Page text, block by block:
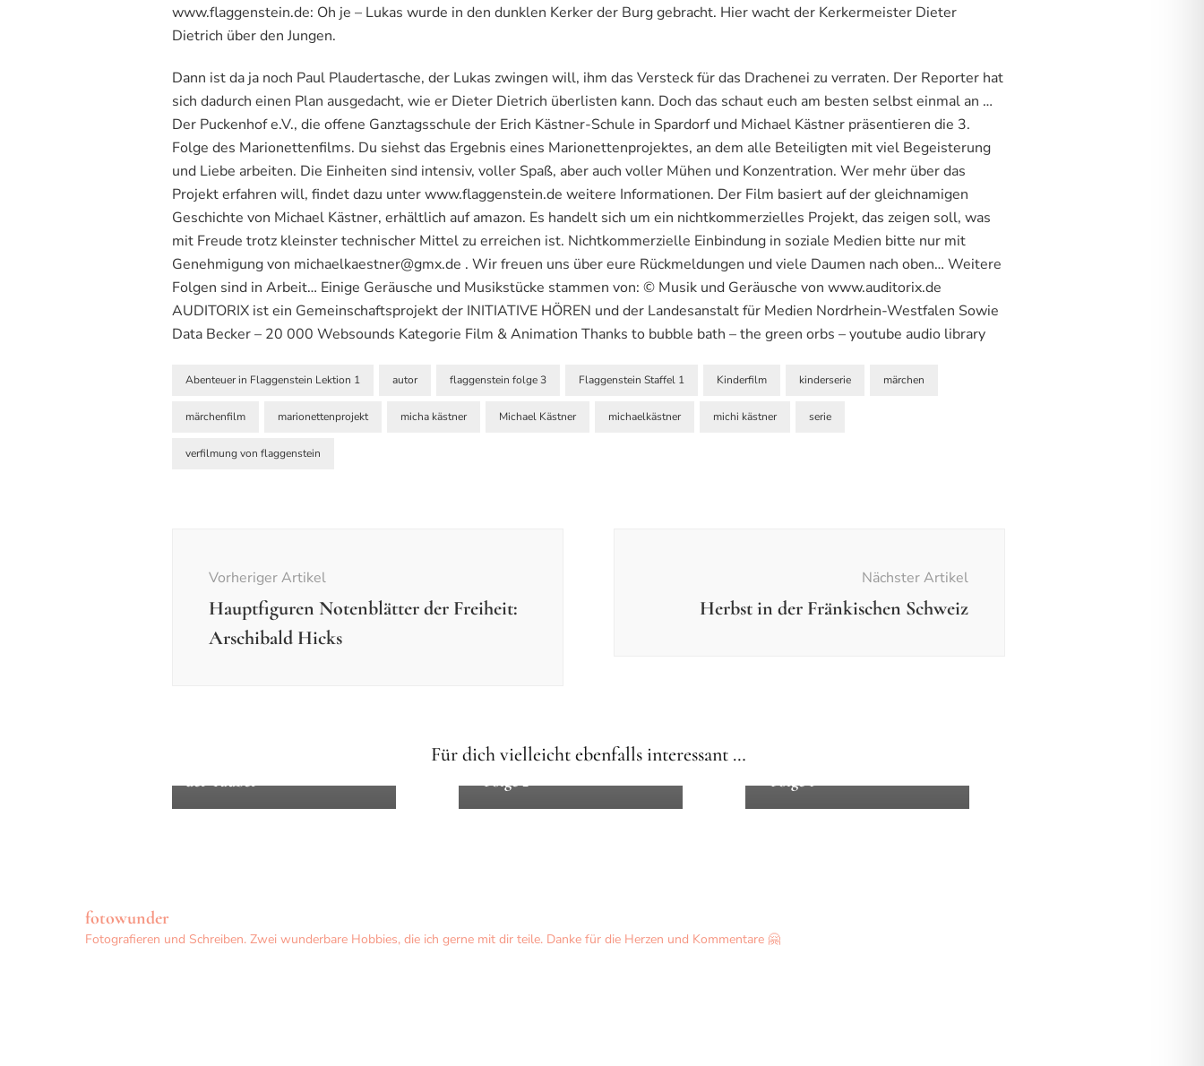
www.flaggenstein.de: Oh je – Lukas wurde in den dunklen Kerker der Burg gebracht. Hier wacht der Kerkermeister Dieter
Dietrich über den Jungen.
Dann ist da ja noch Paul Plaudertasche, der Lukas zwingen will, ihm das Versteck für das Drachenei zu verraten. Der Reporter hat
sich dadurch einen Plan ausgedacht, wie er Dieter Dietrich überlisten kann. Doch das schaut euch am besten selbst einmal an …
Der Puckenhof e.V., die offene Ganztagsschule der Erich Kästner-Schule in Spardorf und Michael Kästner präsentieren die 3.
Folge des Marionettenfilms. Du siehst das Ergebnis eines Marionettenprojektes, an dem alle Beteiligten mit viel Begeisterung
und Liebe arbeiten. Die Einheiten sind intensiv, voller Spaß, aber auch voller Mühen und Konzentration. Wer mehr über das
Projekt erfahren will, findet dazu unter www.flaggenstein.de weitere Informationen. Der Film basiert auf der gleichnamigen
Geschichte von Michael Kästner, erhältlich auf amazon. Es handelt sich um ein nichtkommerzielles Projekt, das zeigen soll, was
mit Freude trotz kleinster technischer Mittel zu erreichen ist. Nichtkommerzielle Einbindung in soziale Medien bitte nur mit
Genehmigung von michaelkaestner@gmx.de . Wir freuen uns über eure Rückmeldungen und viele Daumen nach oben… Weitere
Folgen sind in Arbeit… Einige Geräusche und Musikstücke stammen von: © Musik und Geräusche von www.auditorix.de
AUDITORIX ist ein Gemeinschaftsprojekt der INITIATIVE HÖREN und der Landesanstalt für Medien Nordrhein-Westfalen Sowie
Data Becker – 20 000 Websounds Kategorie Film & Animation Thanks to bubble bath – the green orbs – youtube audio library
Abenteuer in Flaggenstein Lektion 1 autor flaggenstein folge 3 Flaggenstein Staffel 1 Kinderfilm kinderserie märchen
märchenfilm marionettenprojekt micha kästner Michael Kästner michaelkästner michi kästner serie
verfilmung von flaggenstein
Vorheriger Artikel
Hauptfiguren Notenblätter der Freiheit:
Arschibald Hicks
Nächster Artikel
Herbst in der Fränkischen Schweiz
Für dich vielleicht ebenfalls interessant …
der Tauber
Wie man einen Drachen rettet
– Folge 2
– Folge 1
fotowunder
Fotografieren und Schreiben. Zwei wunderbare Hobbies, die ich gerne mit dir teile. Danke für die Herzen und Kommentare 🤗